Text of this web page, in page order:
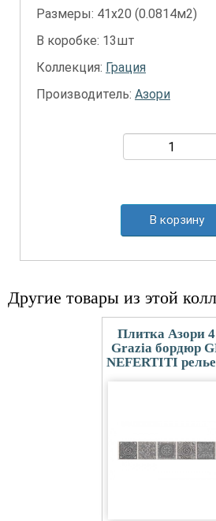
Размеры: 41х20 (0.0814м2)
В коробке: 13шт
Коллекция: Грация
Производитель: Азори
В корзину
Другие товары из этой
Плитка Азори
Grazia бордюр
NEFERTITI